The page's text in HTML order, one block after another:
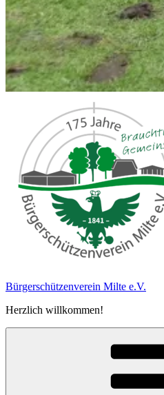
Bürgerschützen­verein Milte e.V.
Herzlich willkommen!